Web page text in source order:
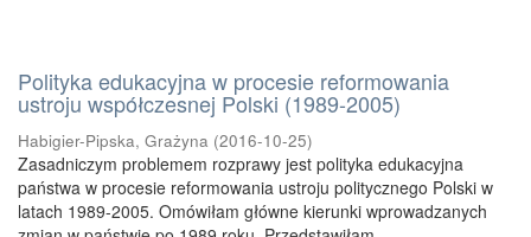
Polityka edukacyjna w procesie reformowania
ustroju współczesnej Polski (1989-2005)
Habigier-Pipska, Grażyna (2016-10-25)
Zasadniczym problemem rozprawy jest polityka edukacyjna
państwa w procesie reformowania ustroju politycznego Polski w
latach 1989-2005. Omówiłam główne kierunki wprowadzanych